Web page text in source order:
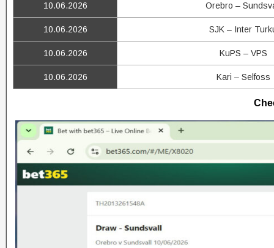
10.06.2026 Orebro –
10.06.2026 SJK – Inter
10.06.2026 KuPS – VPS
10.06.2026 Kari – Selfoss